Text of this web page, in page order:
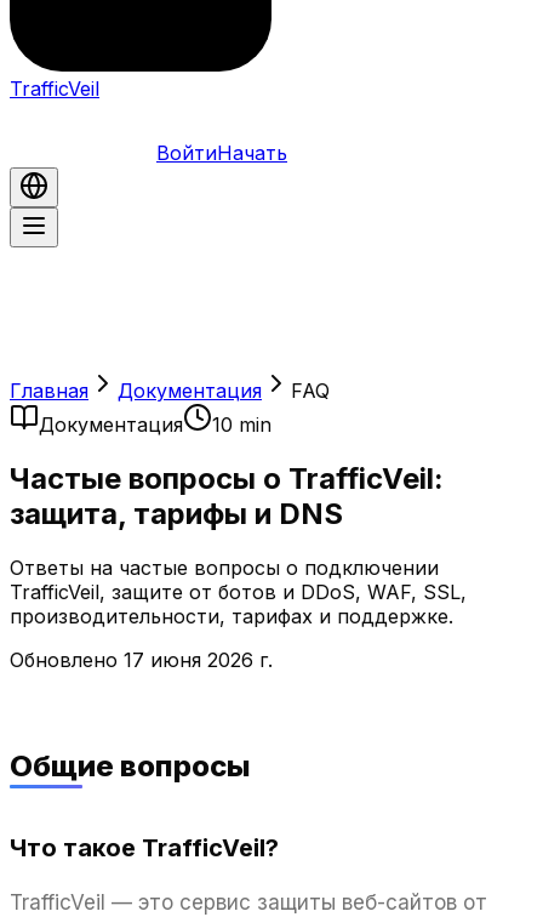
TrafficVeil
ВойтиНачать
Главная Документация
FAQ
Документация
10 min
Частые вопросы о TrafficVeil:
защита, тарифы и DNS
Ответы на частые вопросы о подключении
TrafficVeil, защите от ботов и DDoS, WAF, SSL,
производительности, тарифах и поддержке.
Обновлено 17 июня 2026 г.
Общие вопросы
Что такое TrafficVeil?
TrafficVeil — это сервис защиты веб-сайтов от